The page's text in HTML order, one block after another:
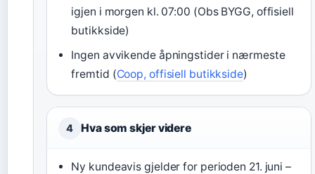
igjen i morgen kl. 07:00 (Obs BYGG, offisiell
butikkside)
Ingen avvikende åpningstider i nærmeste
fremtid (Coop, offisiell butikkside)
4 Hva som skjer videre
Ny kundeavis gjelder for perioden 21. juni –